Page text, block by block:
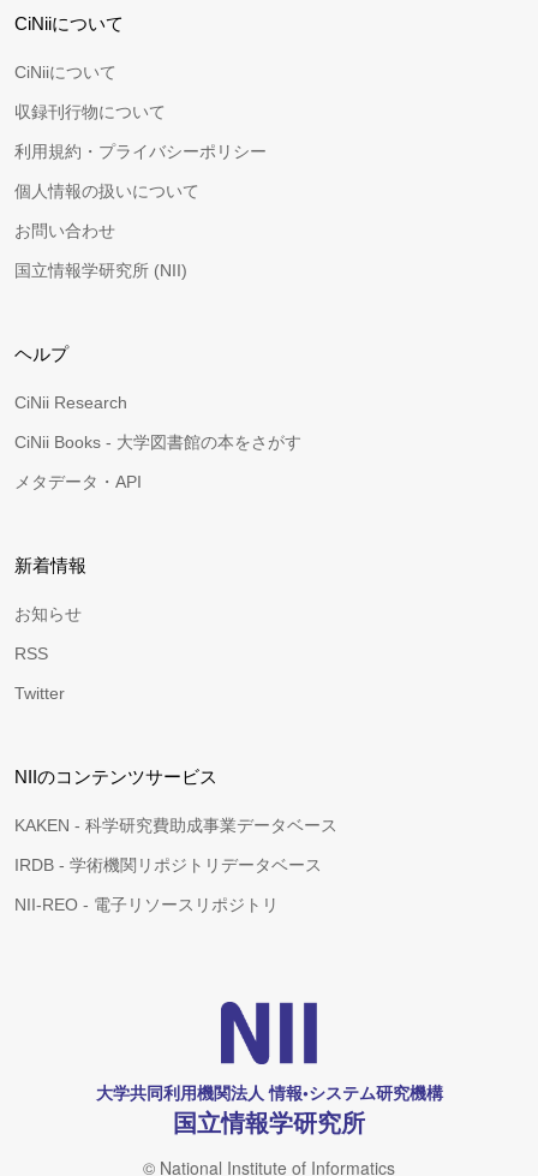
CiNiiについて
CiNiiについて
収録刊行物について
利用規約・プライバシーポリシー
個人情報の扱いについて
お問い合わせ
国立情報学研究所 (NII)
ヘルプ
CiNii Research
CiNii Books - 大学図書館の本をさがす
メタデータ・API
新着情報
お知らせ
RSS
Twitter
NIIのコンテンツサービス
KAKEN - 科学研究費助成事業データベース
IRDB - 学術機関リポジトリデータベース
NII-REO - 電子リソースリポジトリ
大学共同利用機関法人 情報•システム研究機構
国立情報学研究所
© National Institute of Informatics